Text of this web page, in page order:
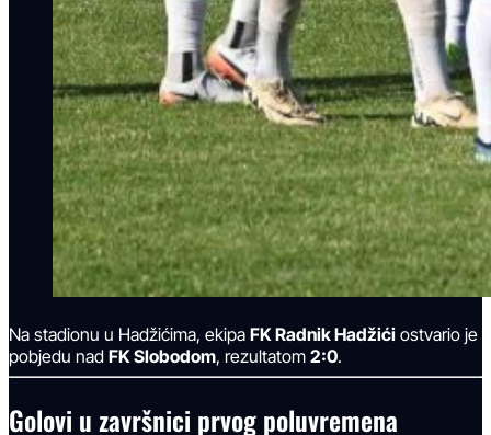
Na stadionu u Hadžićima, ekipa FK Radnik Hadžići ostvario je
pobjedu nad FK Slobodom, rezultatom 2:0.
Golovi u završnici prvog poluvremena